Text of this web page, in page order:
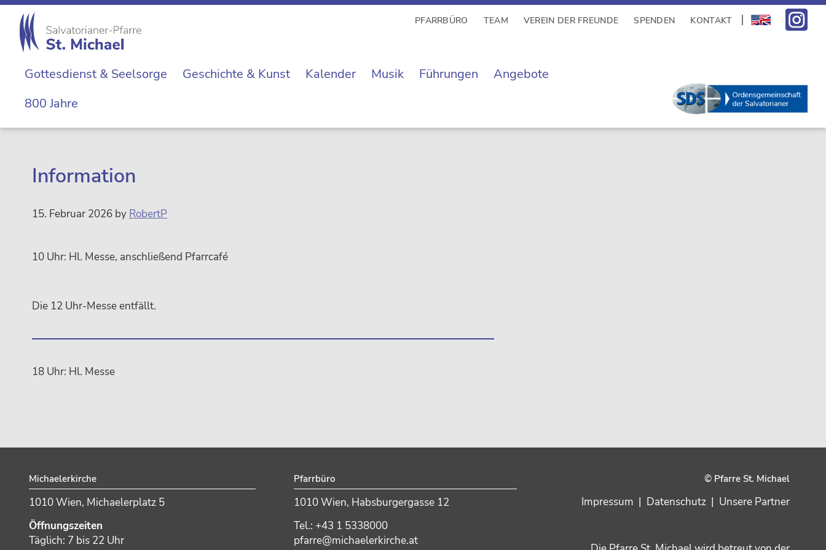
Zur
Hauptnavigation
springen
Skip
main
Zur
Hauptsidebar
springen
Zur
Fußzeile
springen
Michael
Michaelerkirche
im
Zentrum
Wiens
PFARRBÜRO TEAM VEREIN DER FREUNDE SPENDEN KONTAKT
Gottesdienst & Seelsorge Geschichte & Kunst Kalender Musik Führungen
Angebote
800 Jahre
Information
15. Februar 2026 by RobertP
10 Uhr: Hl. Messe, anschließend Pfarrcafé
Die 12 Uhr-Messe entfällt.
18 Uhr: Hl. Messe
Michaelerkirche
1010 Wien, Michaelerplatz 5
Öffnungszeiten
Täglich: 7 bis 22 Uhr
Pfarrbüro
1010 Wien, Habsburgergasse 12
Tel.: +43 1 5338000
pfarre@michaelerkirche.at
© Pfarre St. Michael
Impressum | Datenschutz| Unsere Partner